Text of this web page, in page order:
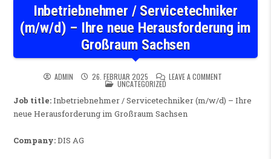
Inbetriebnehmer / Servicetechniker
(m/w/d) – Ihre neue Herausforderung im
Großraum Sachsen
ADMIN 26. FEBRUAR 2025 LEAVE A COMMENTON
POSTED IN
UNCATEGORIZED
Job title:Inbetriebnehmer / Servicetechniker (m/w/d) – Ihre
neue Herausforderung im Großraum Sachsen
Company:DIS AG